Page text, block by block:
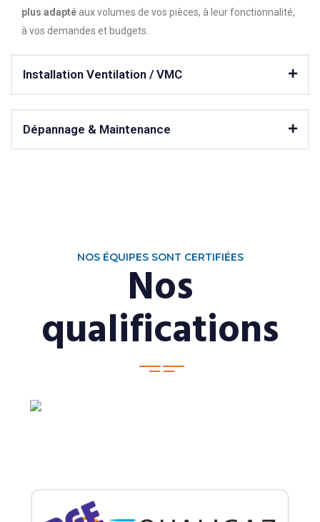
plus adapté aux volumes de vos pièces, à leur fonctionnalité,
à vos demandes et budgets.
Installation Ventilation / VMC
Dépannage & Maintenance
NOS ÉQUIPES SONT CERTIFIÉES
Nos
qualifications